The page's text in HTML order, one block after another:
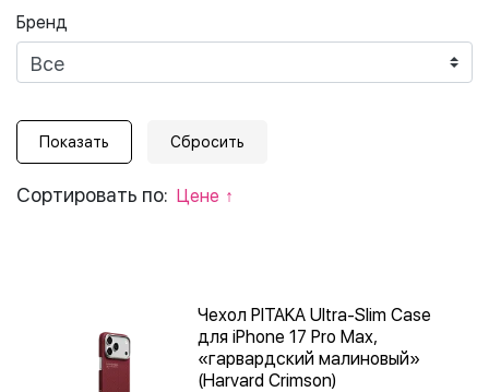
Бренд
Сортировать по: Цене
Чехол PITAKA Ultra-Slim Case
для iPhone 17 Pro Max,
«гарвардский малиновый»
(Harvard Crimson)